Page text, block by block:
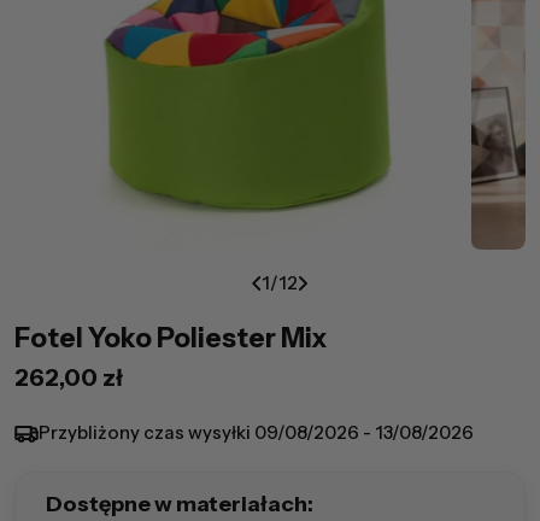
1/12
Fotel Yoko Poliester Mix
Cena
262,00 zł
Przybliżony czas wysyłki 09/08/2026 - 13/08/2026
Dostępne w materiałach: